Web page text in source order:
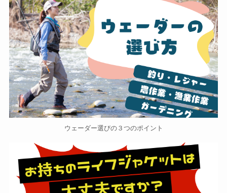
ウェーダー選びの３つのポイント